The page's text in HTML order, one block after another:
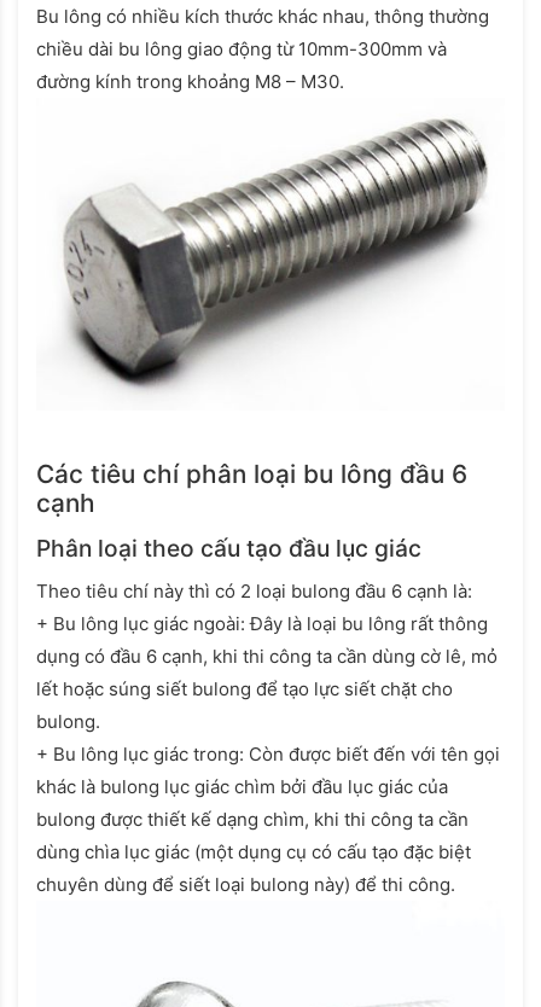
Bu lông có nhiều kích thước khác nhau, thông thường
chiều dài bu lông giao động từ 10mm-300mm và
đường kính trong khoảng M8 – M30.
Các tiêu chí phân loại bu lông đầu 6
cạnh
Phân loại theo cấu tạo đầu lục giác
Theo tiêu chí này thì có 2 loại bulong đầu 6 cạnh là:
+ Bu lông lục giác ngoài: Đây là loại bu lông rất thông
dụng có đầu 6 cạnh, khi thi công ta cần dùng cờ lê, mỏ
lết hoặc súng siết bulong để tạo lực siết chặt cho
bulong.
+ Bu lông lục giác trong: Còn được biết đến với tên gọi
khác là bulong lục giác chìm bởi đầu lục giác của
bulong được thiết kế dạng chìm, khi thi công ta cần
dùng chìa lục giác (một dụng cụ có cấu tạo đặc biệt
chuyên dùng để siết loại bulong này) để thi công.